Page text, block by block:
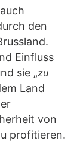
den
Einfluss
sie „zu
Land
von
profitieren.